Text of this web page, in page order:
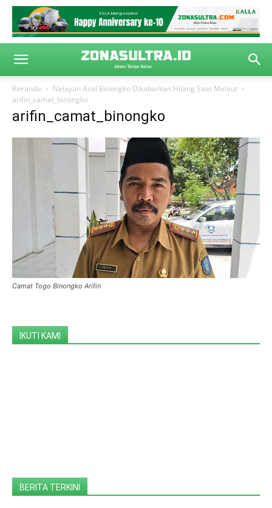
Beranda
Nelayan Asal Binongko Dikabarkan Hilang Saat Melaut
arifin_camat_binongko
arifin_camat_binongko
Camat Togo Binongko Arifin
IKUTI KAMI
BERITA TERKINI